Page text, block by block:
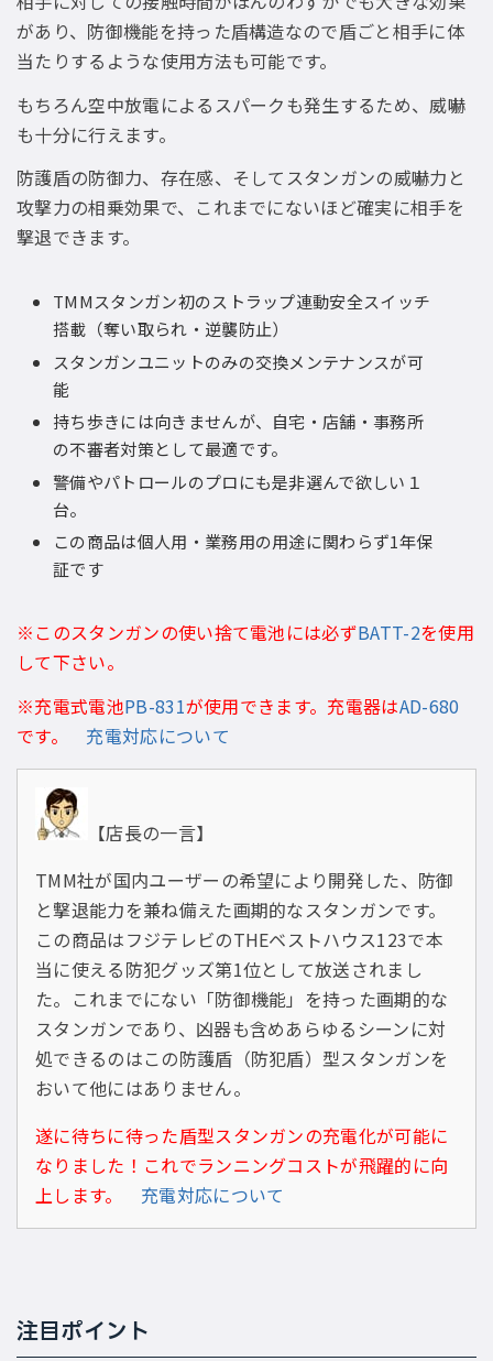
があり、防御機能を持った盾構造なので盾ごと相手に体
当たりするような使用方法も可能です。
もちろん空中放電によるスパークも発生するため、威嚇
も十分に行えます。
防護盾の防御力、存在感、そしてスタンガンの威嚇力と
攻撃力の相乗効果で、これまでにないほど確実に相手を
撃退できます。
TMMスタンガン初のストラップ連動安全スイッチ
搭載（奪い取られ・逆襲防止）
スタンガンユニットのみの交換メンテナンスが可
能
持ち歩きには向きませんが、自宅・店舗・事務所
の不審者対策として最適です。
警備やパトロールのプロにも是非選んで欲しい１
台。
この商品は個人用・業務用の用途に関わらず1年保
証です
※このスタンガンの使い捨て電池には必ずBATT-2を使用
して下さい。
※充電式電池PB-831が使用できます。充電器はAD-680
です。 充電対応について
【店長の一言】
TMM社が国内ユーザーの希望により開発した、防御
と撃退能力を兼ね備えた画期的なスタンガンです。
この商品はフジテレビのTHEベストハウス123で本
当に使える防犯グッズ第1位として放送されまし
た。これまでにない「防御機能」を持った画期的な
スタンガンであり、凶器も含めあらゆるシーンに対
処できるのはこの防護盾（防犯盾）型スタンガンを
おいて他にはありません。
遂に待ちに待った盾型スタンガンの充電化が可能に
なりました！これでランニングコストが飛躍的に向
上します。 充電対応について
注目ポイント